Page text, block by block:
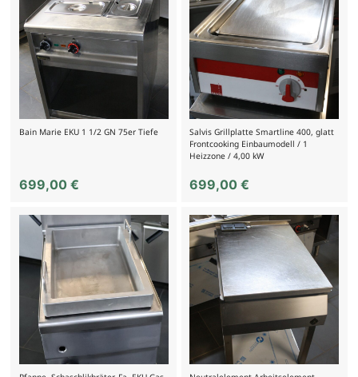
Bain Marie EKU 1 1/2 GN 75er Tiefe
699,00 €
Salvis Grillplatte Smartline 400, glatt
Frontcooking Einbaumodell / 1
Heizzone / 4,00 kW
699,00€